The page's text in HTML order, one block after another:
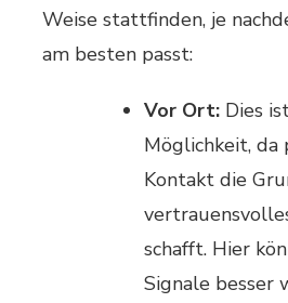
Weise stattfinden, je
am besten passt:
Vor Ort: Dies
Möglichkeit, da
Kontakt die
schafft. Hier
Signale besser